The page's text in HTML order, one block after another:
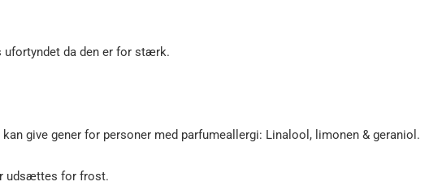
ufortyndet da den er for stærk.
give gener for personer med parfumeallergi: Linalool, limonen & geraniol.
udsættes for frost.